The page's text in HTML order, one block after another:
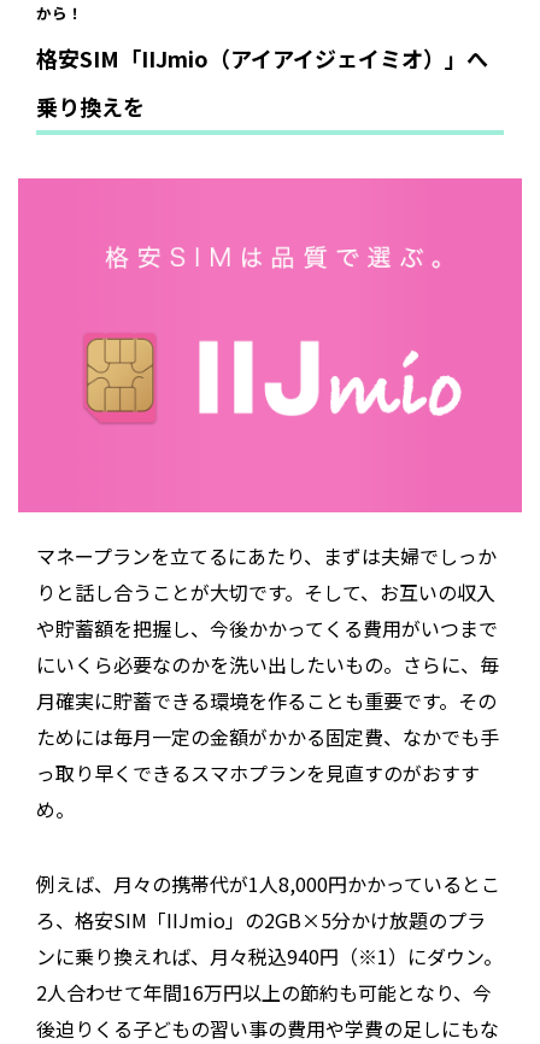
から！
格安SIM「IIJmio（アイアイジェイミオ）」へ
乗り換えを
マネープランを立てるにあたり、まずは夫婦でしっか
りと話し合うことが大切です。そして、お互いの収入
や貯蓄額を把握し、今後かかってくる費用がいつまで
にいくら必要なのかを洗い出したいもの。さらに、毎
月確実に貯蓄できる環境を作ることも重要です。その
ためには毎月一定の金額がかかる固定費、なかでも手
っ取り早くできるスマホプランを見直すのがおすす
め。
例えば、月々の携帯代が1人8,000円かかっているとこ
ろ、格安SIM「IIJmio」の2GB×5分かけ放題のプラ
ンに乗り換えれば、月々税込940円（※1）にダウン。
2人合わせて年間16万円以上の節約も可能となり、今
後迫りくる子どもの習い事の費用や学費の足しにもな